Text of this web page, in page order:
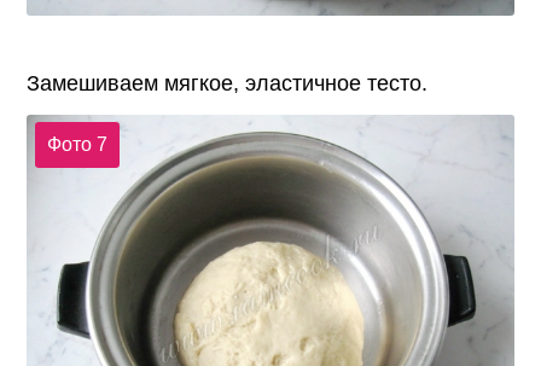
Замешиваем мягкое, эластичное тесто.
Фото 7